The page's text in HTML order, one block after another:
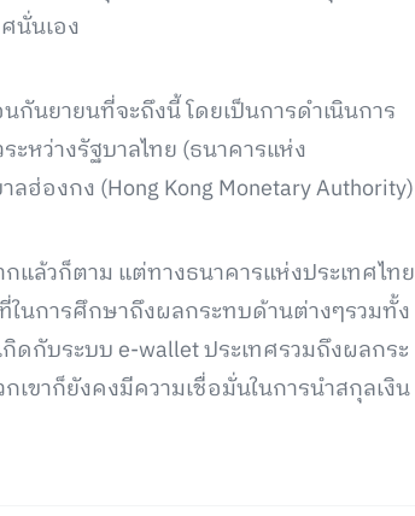
นั่นเอง
กันยายนที่จะถึงนี้ โดยเป็นการดำเนินการ
ะหว่างรัฐบาลไทย (ธนาคารแห่ง
ฮ่องกง (Hong Kong Monetary Authority)
แล้วก็ตาม แต่ทางธนาคารแห่งประเทศไทย
ในการศึกษาถึงผลกระทบด้านต่างๆรวมทั้ง
ดกับระบบ e-wallet ประเทศรวมถึงผลกระ
ขาก็ยังคงมีความเชื่อมั่นในการนำสกุลเงิน